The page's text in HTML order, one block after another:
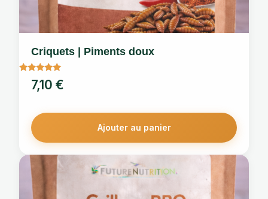
Criquets | Piments doux
Note
5.00
sur 5
7,10 €
Ajouter au panier